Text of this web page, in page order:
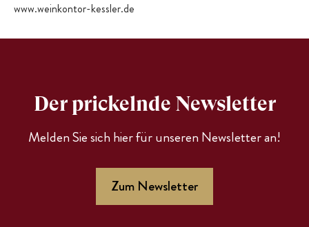
www.weinkontor-kessler.de
Der prickelnde Newsletter
Melden Sie sich hier für unseren Newsletter an!
Zum Newsletter